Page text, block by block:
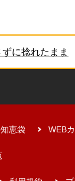
端フック
恵袋 WEB